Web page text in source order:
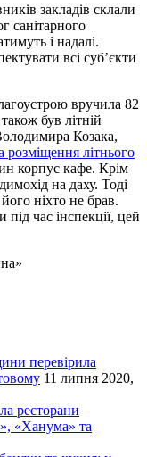
закладів склали
санітарного
і надалі.
всі суб’єкти
вручила 82
був літній
Козака,
розміщення літнього
корпус кафе. Крім
на даху. Тоді
ніхто не брав.
час інспекції, цей
перевірила
11 липня 2020,
ресторани
«Ханума» та